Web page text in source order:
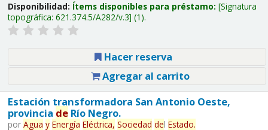
Disponibilidad: Ítems disponibles para préstamo: Signatura
topográfica: 621.374.5/A282/v.3 (1).
Hacer reserva
Agregar al carrito
Estación transformadora San Antonio Oeste,
provincia deRío Negro.
por Agua y Energía Eléctrica, Sociedad del Estado.